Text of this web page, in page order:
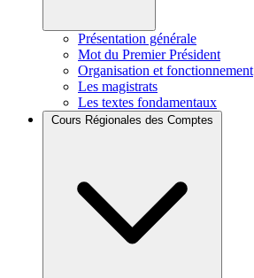
Présentation générale
Mot du Premier Président
Organisation et fonctionnement
Les magistrats
Les textes fondamentaux